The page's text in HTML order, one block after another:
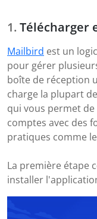
Télécharger
Mailbird est un
pour gérer
boîte de réception
charge la plupart
qui vous permet
comptes avec des
pratiques comme
La première étape
installer